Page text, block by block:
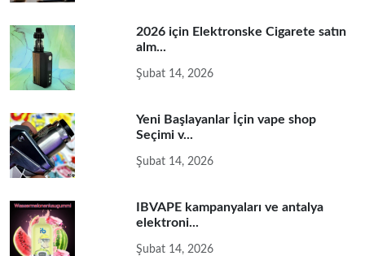
2026 için Elektronske Cigarete satın
alm...
Şubat 14, 2026
Yeni Başlayanlar İçin vape shop
Seçimi v...
Şubat 14, 2026
IBVAPE kampanyaları ve antalya
elektroni...
Şubat 14, 2026